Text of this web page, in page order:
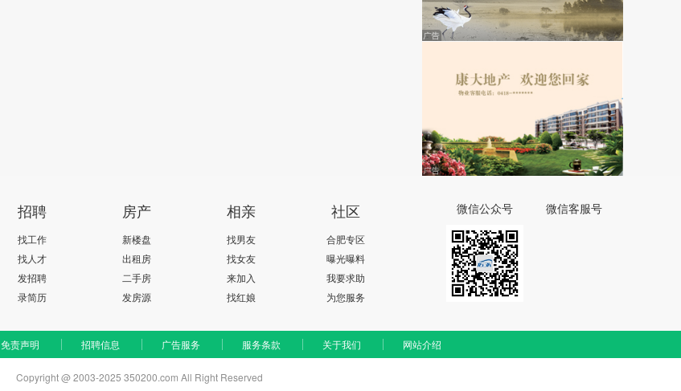
招聘
找工作
找人才
发招聘
录简历
房产
新楼盘
出租房
二手房
发房源
相亲
找男友
找女友
来加入
找红娘
社区
合肥专区
曝光曝料
我要求助
为您服务
微信公众号 微信客服号
免责声明 招聘信息 广告服务 服务条款 关于我们 网站介绍
Copyright @ 2003-2025 350200.com All Right Reserved